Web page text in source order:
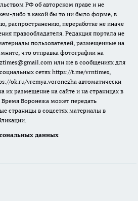
РФ об авторском праве и не
либо в какой бы то ни было форме, в
распространению, переработке не иначе
правообладателя. Редакция портала не
пользователей, размещенные на
что отправка фотографии на
или же в сообщениях для
сетях https://t.me/vrntimes,
ok.ru/vremya.voronezha автоматически
их размещение на сайте и на страницах в
Время Воронежа может передать
страницы в соцсетях материалы в
данных